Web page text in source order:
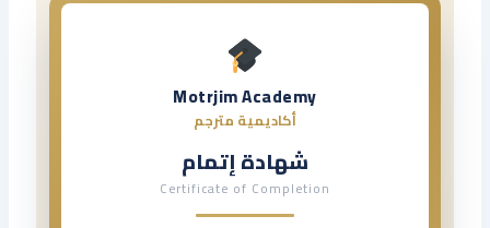
Motrjim Academy
أكاديمية مترجم
شهادة إتمام
Certificate of Completion